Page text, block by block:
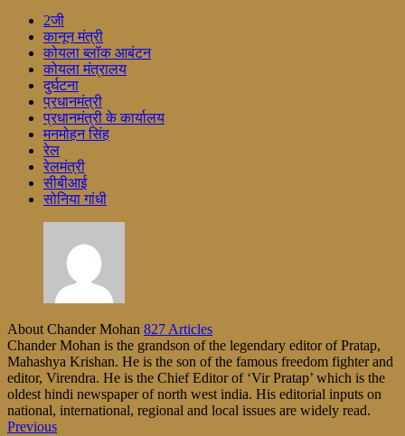
2जी
कानून मंत्री
कोयला ब्लॉक आबंटन
कोयला मंत्रालय
दुर्घटना
प्रधानमंत्री
प्रधानमंत्री के कार्यालय
मनमोहन सिंह
रेल
रेलमंत्री
सीबीआई
सोनिया गांधी
About Chander Mohan 827 Articles
Chander Mohan is the grandson of the legendary editor of Pratap,
Mahashya Krishan. He is the son of the famous freedom fighter and
editor, Virendra. He is the Chief Editor of ‘Vir Pratap’ which is the
oldest hindi newspaper of north west india. His editorial inputs on
national, international, regional and local issues are widely read.
Previous